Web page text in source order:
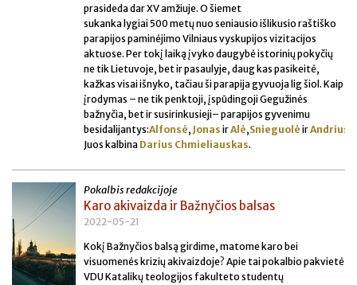
prasideda dar XV amžiuje. O šiemet
sukanka lygiai 500 metų nuo seniausio išlikusio raštiško
parapijos paminėjimo Vilniaus vyskupijos vizitacijos
aktuose. Per tokį laiką įvyko daugybė istorinių pokyčių
ne tik Lietuvoje, bet ir pasaulyje, daug kas pasikeitė,
kažkas visai išnyko, tačiau ši parapija gyvuoja lig šiol. Kaip
įrodymas – ne tik penktoji, įspūdingoji Gegužinės
bažnyčia, bet ir susirinkusieji– parapijos gyvenimu
besidalijantys:Alfonsė, Jonas irAlė,Snieguolė irAndrius
Juos kalbina Darius Chmieliauskas.
Pokalbis redakcijoje
Karo akivaizda ir Bažnyčios balsas
2022-05-21
Kokį Bažnyčios balsą girdime, matome karo bei
visuomenės krizių akivaizdoje? Apie tai pokalbio pakvietė
VDU Katalikų teologijos fakulteto studentų